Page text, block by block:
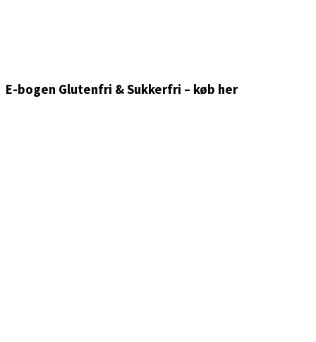
E-bogen Glutenfri & Sukkerfri – køb her